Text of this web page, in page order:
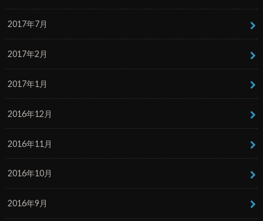
2017年7月
2017年2月
2017年1月
2016年12月
2016年11月
2016年10月
2016年9月